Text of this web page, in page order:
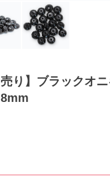
売り】ブラックオ